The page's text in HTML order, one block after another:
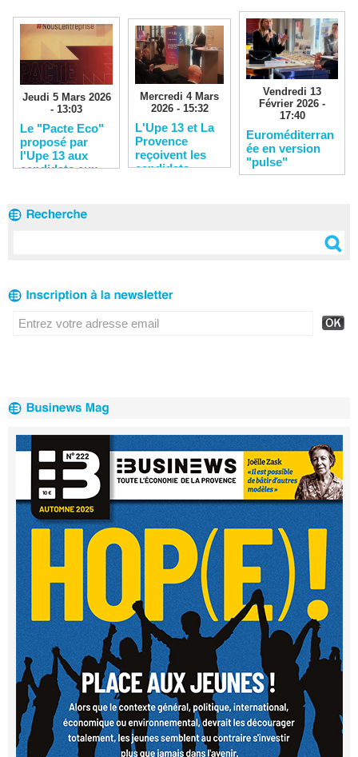
Jeudi 5 Mars 2026
- 13:03
Le "Pacte Eco"
proposé par
l'Upe 13 aux
candidats aux
Mercredi 4 Mars
2026 - 15:32
L'Upe 13 et La
Provence
reçoivent les
candidats
Vendredi 13
Février 2026 -
17:40
Euroméditerran
ée en version
"pulse"